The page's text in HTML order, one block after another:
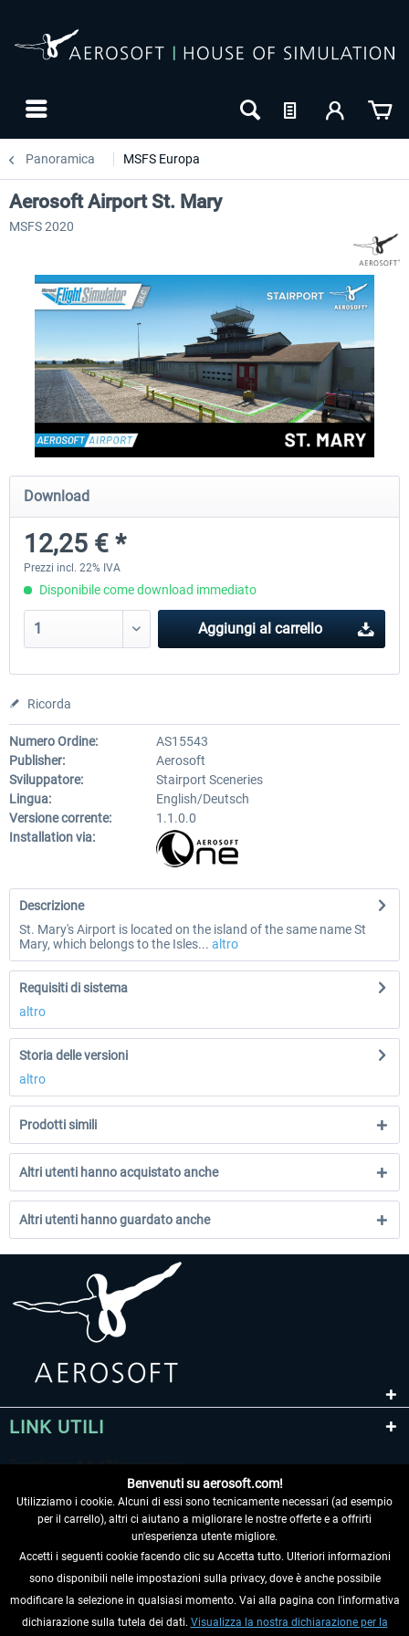
Panoramica MSFS Europa
Aerosoft Airport Cologne/Bonn
18,40 € *
sim-wings Hamburg
Aerosoft Airport St. Mary
MSFS 2020
Download
12,25 € *
Prezzi incl. 22% IVA
Disponibile come download immediato
Aggiungi al carrello
Ricorda
Numero Ordine:
AS15543
Publisher:
Aerosoft
Sviluppatore:
Stairport Sceneries
Lingua:
English/Deutsch
Versione corrente:
1.1.0.0
Installation via:
Descrizione
St. Mary's Airport is located on the island of the same name St
Mary, which belongs to the Isles... altro
Requisiti di sistema
altro
Storia delle versioni
altro
Prodotti simili
Altri utenti hanno acquistato anche
Altri utenti hanno guardato anche
LINK UTILI
RECEDERE DAL CONTRATTO
INFORMAZIONI
Benvenuti su aerosoft.com!
Utilizziamo i cookie. Alcuni di essi sono tecnicamente necessari (ad esempio
per il carrello), altri ci aiutano a migliorare le nostre offerte e a offrirti
un'esperienza utente migliore.
Accetti i seguenti cookie facendo clic su Accetta tutto. Ulteriori informazioni
sono disponibili nelle impostazioni sulla privacy, dove è anche possibile
modificare la selezione in qualsiasi momento. Vai alla pagina con l'informativa
dichiarazione sulla tutela dei dati. Visualizza la nostra dichiarazione per la